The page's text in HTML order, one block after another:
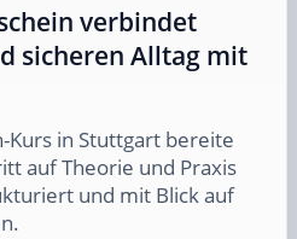
verbindet
sicheren Alltag mit
in Stuttgart bereite
auf Theorie und Praxis
und mit Blick auf